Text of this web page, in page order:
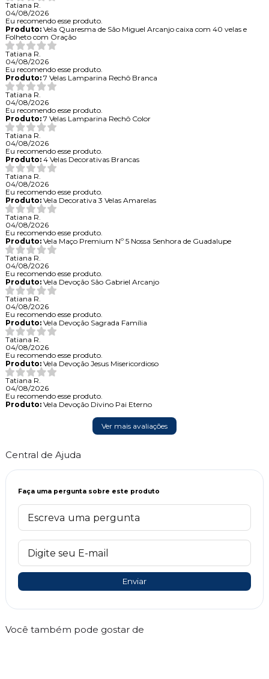
Tatiana R.
04/08/2026
Eu recomendo esse produto.
Produto:Vela Quaresma de São Miguel Arcanjo caixa com 40 velas e
Folheto com Oração
Tatiana R.
04/08/2026
Eu recomendo esse produto.
Produto:7 Velas Lamparina Rechô Branca
Tatiana R.
04/08/2026
Eu recomendo esse produto.
Produto:7 Velas Lamparina Rechô Color
Tatiana R.
04/08/2026
Eu recomendo esse produto.
Produto:4 Velas Decorativas Brancas
Tatiana R.
04/08/2026
Eu recomendo esse produto.
Produto:Vela Decorativa 3 Velas Amarelas
Tatiana R.
04/08/2026
Eu recomendo esse produto.
Produto:Vela Maço Premium Nº 5 Nossa Senhora de Guadalupe
Tatiana R.
04/08/2026
Eu recomendo esse produto.
Produto:Vela Devoção São Gabriel Arcanjo
Tatiana R.
04/08/2026
Eu recomendo esse produto.
Produto:Vela Devoção Sagrada Família
Tatiana R.
04/08/2026
Eu recomendo esse produto.
Produto:Vela Devoção Jesus Misericordioso
Tatiana R.
04/08/2026
Eu recomendo esse produto.
Produto:Vela Devoção Divino Pai Eterno
Ver mais avaliações
Central de Ajuda
Faça uma pergunta sobre este produto
Enviar
Você também pode gostar de